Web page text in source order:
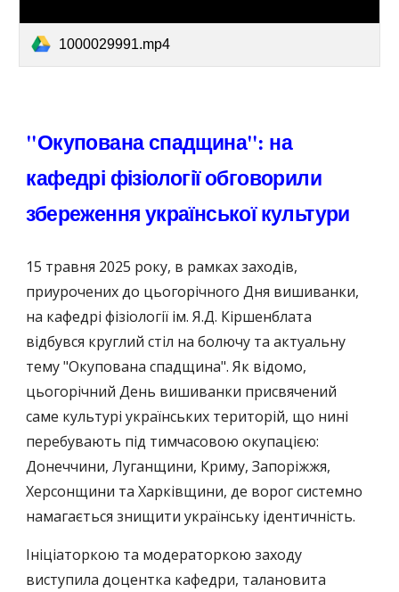
1000029991.mp4
"Окупована спадщина": на
кафедрі фізіології обговорили
збереження української культури
15 травня 2025 року, в рамках заходів,
приурочених до цьогорічного Дня вишиванки,
на кафедрі фізіології ім. Я.Д. Кіршенблата
відбувся круглий стіл на болючу та актуальну
тему "Окупована спадщина". Як відомо,
цьогорічний День вишиванки присвячений
саме культурі українських територій, що нині
перебувають під тимчасовою окупацією:
Донеччини, Луганщини, Криму, Запоріжжя,
Херсонщини та Харківщини, де ворог системно
намагається знищити українську ідентичність.
Ініціаторкою та модераторкою заходу
виступила доцентка кафедри, талановита